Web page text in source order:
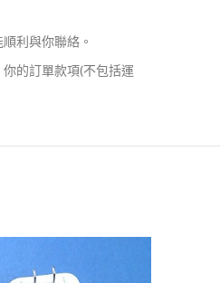
利與你聯絡。
的訂單款項(不包括運